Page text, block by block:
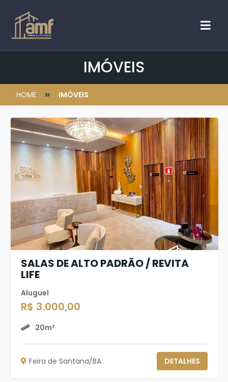
IMÓVEIS
HOME IMÓVEIS
SALAS DE ALTO PADRÃO / REVITA
LIFE
Aluguel
R$ 3.000,00
20m²
Feira de Santana/BA DETALHES